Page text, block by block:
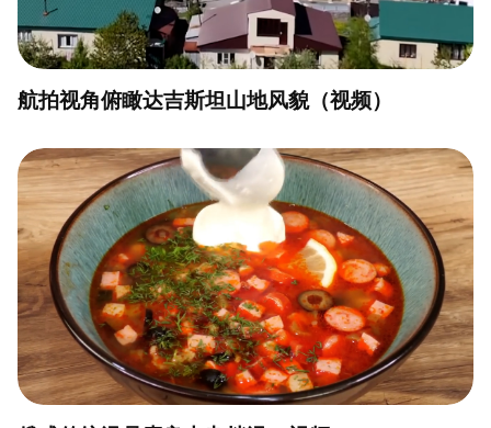
航拍视角俯瞰达吉斯坦山地风貌（视频）